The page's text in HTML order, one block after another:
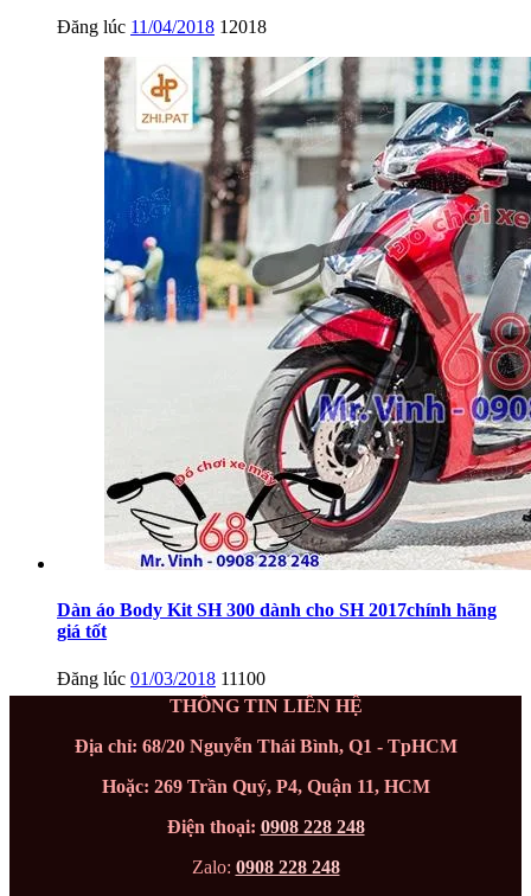
Đăng lúc 11/04/2018 12018
Dàn áo Body Kit SH 300 dành cho SH 2017chính hãng
giá tốt
Đăng lúc 01/03/2018 11100
THÔNG TIN LIÊN HỆ
Địa chỉ: 68/20 Nguyễn Thái Bình, Q1 - TpHCM
Hoặc: 269 Trần Quý, P4, Quận 11, HCM
Điện thoại: 0908 228 248
Zalo: 0908 228 248